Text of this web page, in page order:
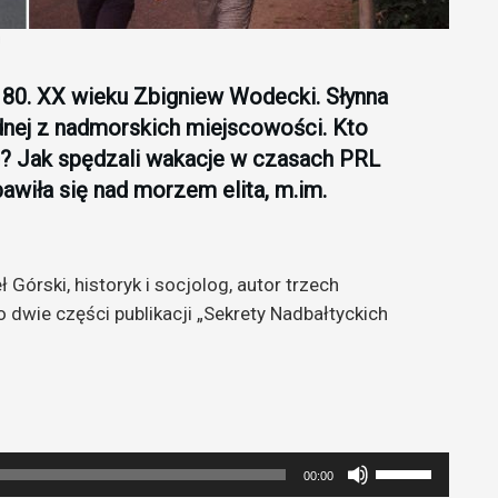
XX wieku Zbigniew Wodecki. Słynna
z nadmorskich miejscowości. Kto
Jak spędzali wakacje w czasach PRL
się nad morzem elita, m.im.
Górski, historyk i socjolog, autor trzech
części publikacji „Sekrety Nadbałtyckich
00:00
strzałek